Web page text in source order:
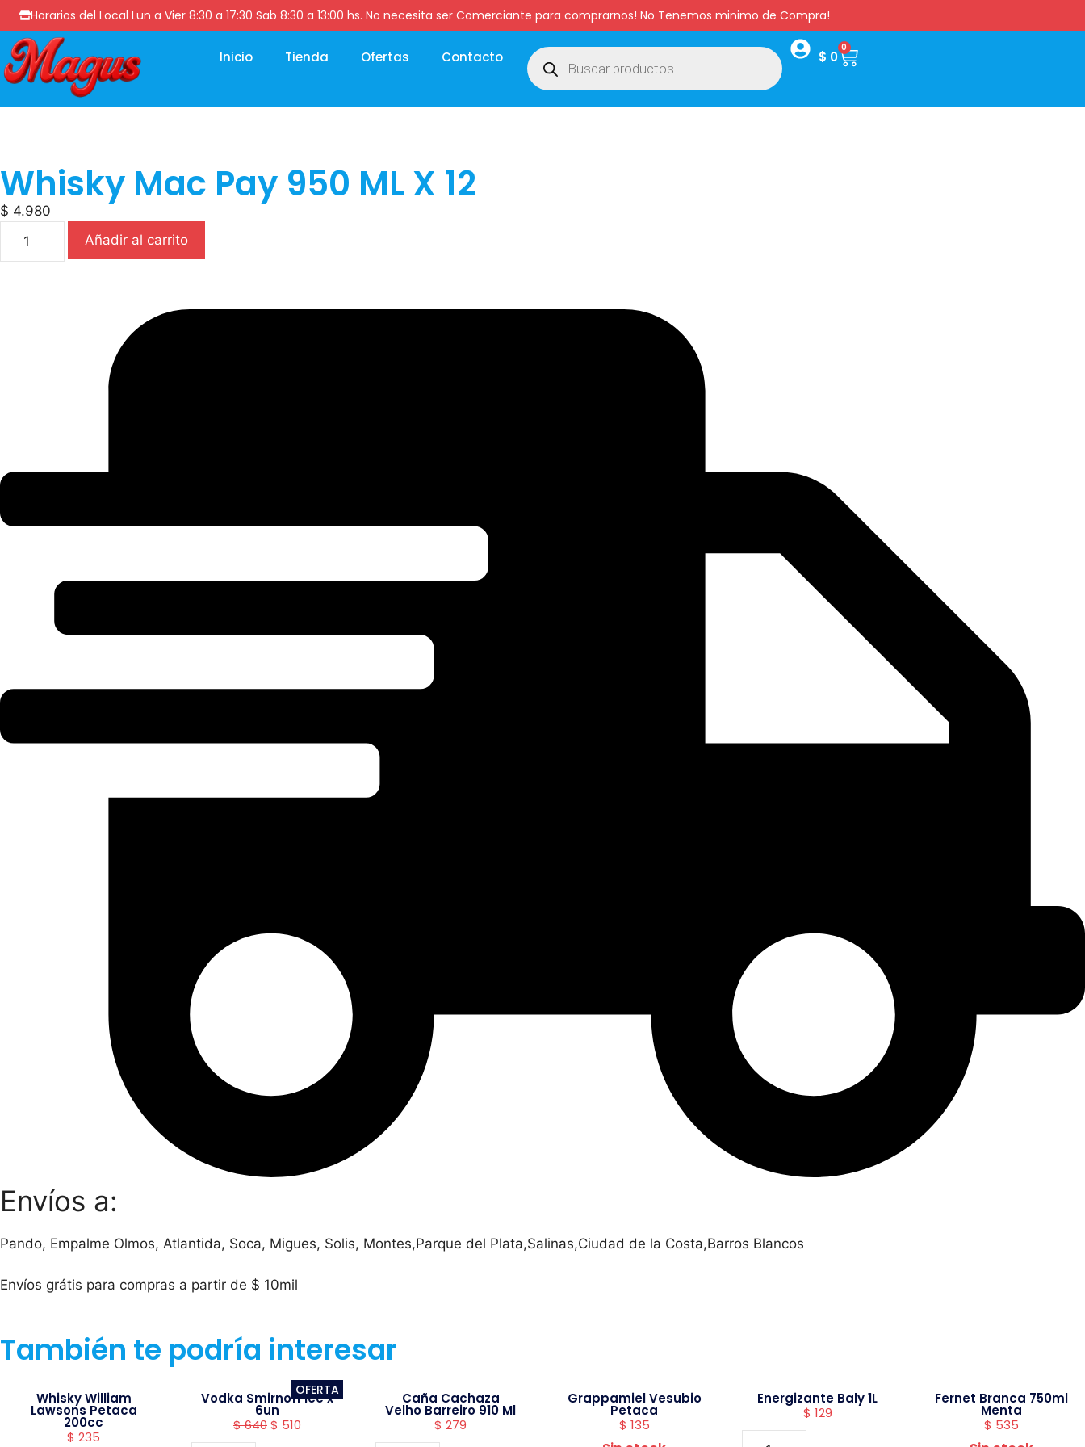
Horarios del Local Lun a Vier 8:30 a 17:30 Sab 8:30 a 13:00 hs. No necesita ser Comerciante para comprarnos! No Tenemos minimo de Compra!
Inicio Tienda Ofertas Contacto $ 0
0
Whisky Mac Pay 950 ML X 12
$ 4.980
Añadir al carrito
Envíos a:
Pando, Empalme Olmos, Atlantida, Soca, Migues, Solis, Montes,Parque del Plata,Salinas,Ciudad de la Costa,Barros Blancos
Envíos grátis para compras a partir de $ 10mil
También te podría interesar
Whisky William
Lawsons Petaca
200cc
$ 235
OFERTA
Vodka Smirnoff ice x
6un
$640$ 510
Caña Cachaza
Velho Barreiro 910 Ml
$ 279
Grappamiel Vesubio
Petaca
$ 135
Energizante Baly 1L
$ 129
Fernet Branca 750ml
Menta
$ 535